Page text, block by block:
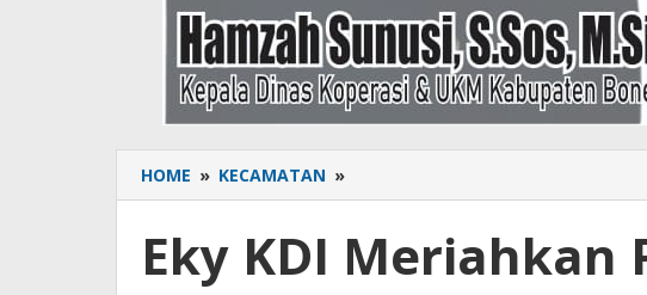
HOME » KECAMATAN »
KDI
Penutupan
Porseni
Eky KDI Meriahkan